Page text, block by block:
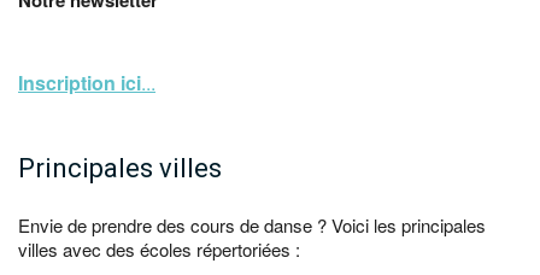
Inscription ici...
Principales villes
Envie de prendre des cours de danse ? Voici les principales
villes avec des écoles répertoriées :